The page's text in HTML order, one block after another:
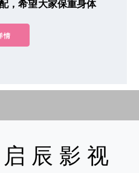
，希望大家保重身体
情
辰影视